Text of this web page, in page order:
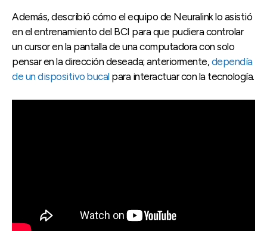
Además, describió cómo el equipo de Neuralink lo asistió
en el entrenamiento del BCI para que pudiera controlar
un cursor en la pantalla de una computadora con solo
pensar en la dirección deseada; anteriormente, dependía
de un dispositivo bucal para interactuar con la tecnología.